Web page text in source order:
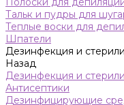
Тальк и пудры для
Теплые воски для
Шпатели
Дезинфекция и
Назад
Дезинфекция и
Антисептики
Дезинфицирующие